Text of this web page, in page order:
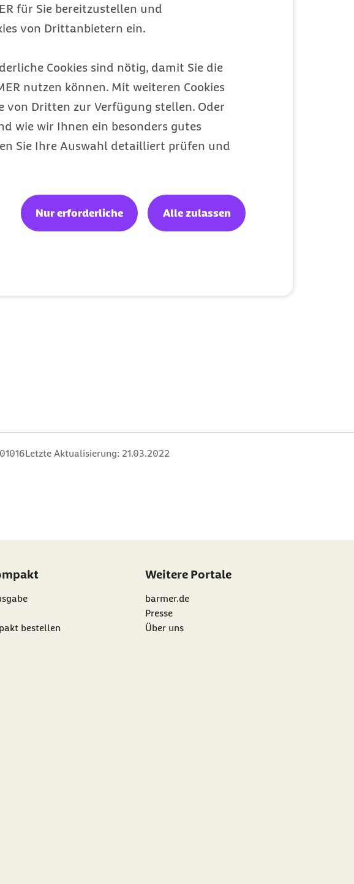
für Sie bereitzustellen und
von Drittanbietern ein.
Cookies sind nötig, damit Sie die
nutzen können. Mit weiteren Cookies
von Dritten zur Verfügung stellen. Oder
wie wir Ihnen ein besonders gutes
Sie Ihre Auswahl detailliert prüfen und
Nur erforderliche Alle zulassen
Letzte Aktualisierung: 21.03.2022
bestellen
Weitere Portale
barmer.de
Presse
Über uns